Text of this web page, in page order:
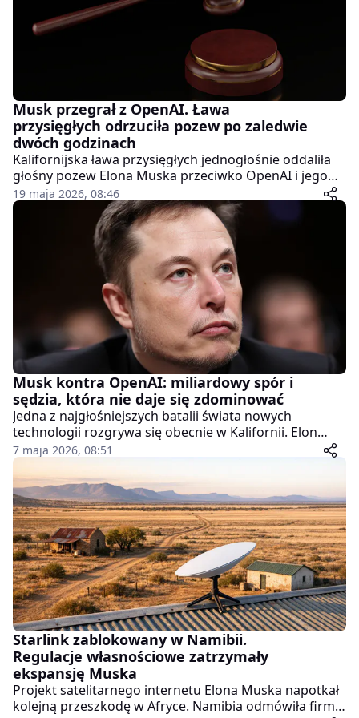
Musk przegrał z OpenAI. Ława
przysięgłych odrzuciła pozew po zaledwie
dwóch godzinach
Kalifornijska ława przysięgłych jednogłośnie oddaliła
głośny pozew Elona Muska przeciwko OpenAI i jego
szefowi Samowi Altmanowi. Decydującym powodem
była przedawnienie roszczeń – Musk zbyt długo
zwlekał ze złożeniem sprawy.
19 maja 2026, 08:46
Musk kontra OpenAI: miliardowy spór i
sędzia, która nie daje się zdominować
Jedna z najgłośniejszych batalii świata nowych
technologii rozgrywa się obecnie w Kalifornii. Elon
Musk, jeden z najbogatszych ludzi globu, stanął
naprzeciw OpenAI w procesie wartym nawet 150
miliardów dolarów. Jednak to nie tylko starcie
gigantów – uwagę przyciąga także osoba prowadząca
sprawę, sędzia Yvonne Gonzalez Rogers, która twardą
ręką kieruje przebiegiem rozprawy.
7 maja 2026, 08:51
Starlink zablokowany w Namibii.
Regulacje własnościowe zatrzymały
ekspansję Muska
Projekt satelitarnego internetu Elona Muska napotkał
kolejną przeszkodę w Afryce. Namibia odmówiła firmie